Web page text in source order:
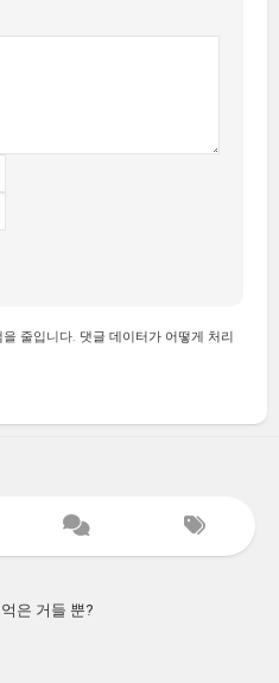
줄입니다. 댓글 데이터가 어떻게 처리
은 거들 뿐?